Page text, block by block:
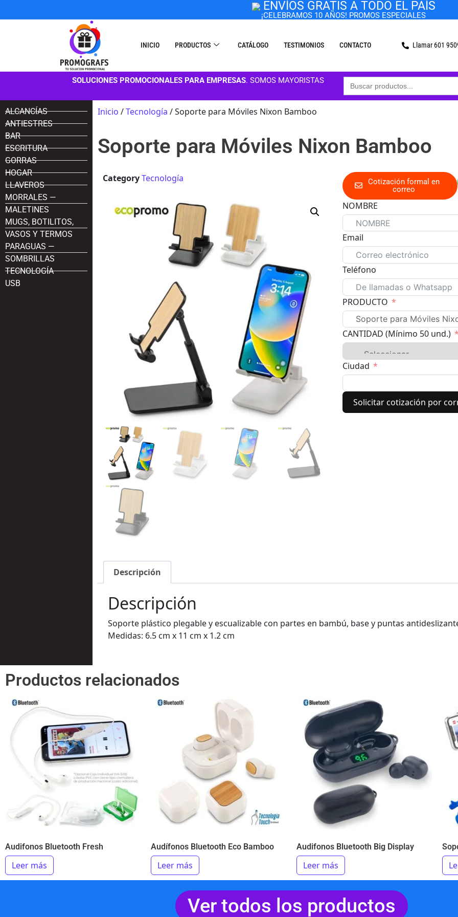
ENVÍOS GRATIS A TODO EL PAÍS
¡CELEBRAMOS 10 AÑOS! PROMOS ESPECIALES
INICIO PRODUCTOS CATÁLOGO TESTIMONIOS CONTACTO Llamar 601
SOLUCIONES PROMOCIONALES PARA EMPRESAS. SOMOS MAYORISTAS Buscar:
ALCANCÍAS
ANTIESTRES
BAR
ESCRITURA
GORRAS
HOGAR
LLAVEROS
MORRALES —
MALETINES
MUGS, BOTILITOS,
VASOS Y TERMOS
PARAGUAS —
SOMBRILLAS
TECNOLOGÍA
USB
Inicio /Tecnología / Soporte para Móviles Nixon Bamboo
Soporte para Móviles Nixon Bamboo
CategoryTecnología
Cotización formal en
correo
NOMBRE
Email
Teléfono
PRODUCTO
CANTIDAD (Mínimo 50 und.)
Ciudad
Solicitar cotización por
Descripción
Descripción
Soporte plástico plegable y escualizable con partes en bambú, base y puntas
Medidas: 6.5 cm x 11 cm x 1.2 cm
Productos relacionados
Audifonos Bluetooth Fresh
Leer más
Audífonos Bluetooth Eco Bamboo
Leer más
Audifonos Bluetooth Big Display
Leer más
Ver todos los productos